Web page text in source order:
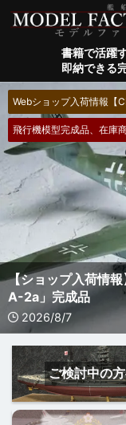
書籍で活躍
即納できる
Webショップ入荷情報【
飛行機模型完成品、在庫
【ショップ入荷情
A-2a」完成品
2026/8/7
ご検討中の